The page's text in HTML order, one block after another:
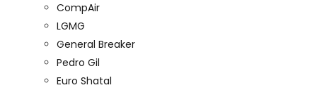
CompAir
LGMG
General Breaker
Pedro Gil
Euro Shatal